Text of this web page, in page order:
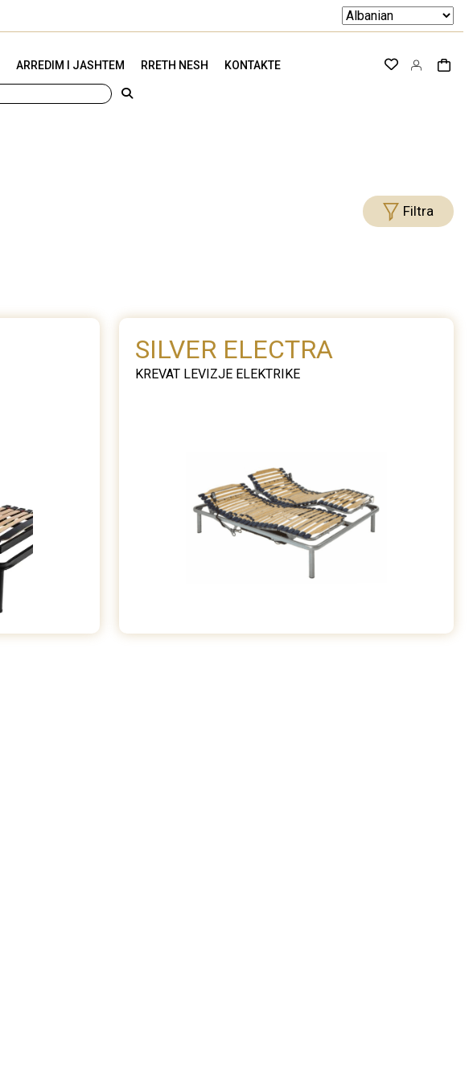
ARREDIM I JASHTEM RRETH NESH KONTAKTE
Filtra
SILVER ELECTRA
KREVAT LEVIZJE ELEKTRIKE